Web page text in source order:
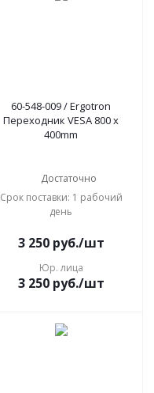
60-548-009 / Ergotron
Переходник VESA 800 x
400mm
Достаточно
Срок поставки: 1 рабочий
день
3 250руб./шт
Юр. лица
3 250руб./шт